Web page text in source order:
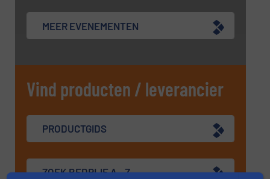
MEER EVENEMENTEN
Vind producten / leverancier
PRODUCTGIDS
ZOEK BEDRIJF A - Z